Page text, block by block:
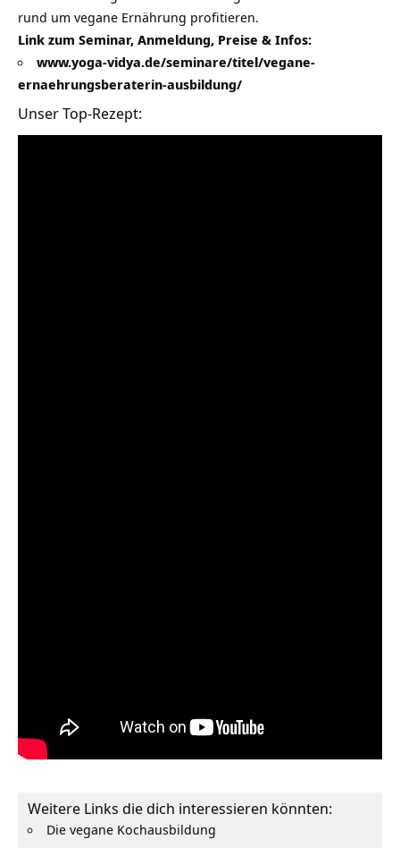
rund um vegane Ernährung profitieren.
Link zum Seminar, Anmeldung, Preise & Infos:
www.yoga-vidya.de/seminare/titel/vegane-
ernaehrungsberaterin-ausbildung/
Unser Top-Rezept:
Weitere Links die dich interessieren könnten:
Die vegane Kochausbildung